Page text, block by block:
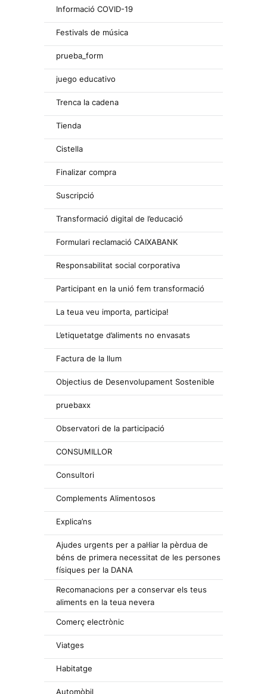
Informació COVID-19
Festivals de música
prueba_form
juego educativo
Trenca la cadena
Tienda
Cistella
Finalizar compra
Suscripció
Transformació digital de l’educació
Formulari reclamació CAIXABANK
Responsabilitat social corporativa
Participant en la unió fem transformació
La teua veu importa, participa!
L’etiquetatge d’aliments no envasats
Factura de la llum
Objectius de Desenvolupament Sostenible
pruebaxx
Observatori de la participació
CONSUMILLOR
Consultori
Complements Alimentosos
Explica’ns
Ajudes urgents per a pal·liar la pèrdua de
béns de primera necessitat de les persones
físiques per la DANA
Recomanacions per a conservar els teus
aliments en la teua nevera
Comerç electrònic
Viatges
Habitatge
Automòbil